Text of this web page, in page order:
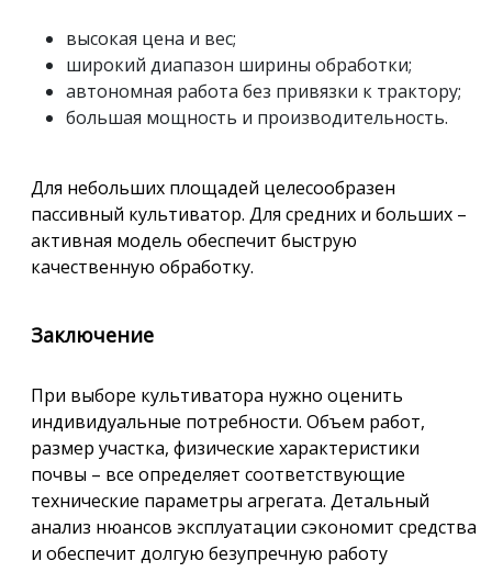
высокая цена и вес;
широкий диапазон ширины обработки;
автономная работа без привязки к трактору;
большая мощность и производительность.
Для небольших площадей целесообразен
пассивный культиватор. Для средних и больших –
активная модель обеспечит быструю
качественную обработку.
Заключение
При выборе культиватора нужно оценить
индивидуальные потребности. Объем работ,
размер участка, физические характеристики
почвы – все определяет соответствующие
технические параметры агрегата. Детальный
анализ нюансов эксплуатации сэкономит средства
и обеспечит долгую безупречную работу